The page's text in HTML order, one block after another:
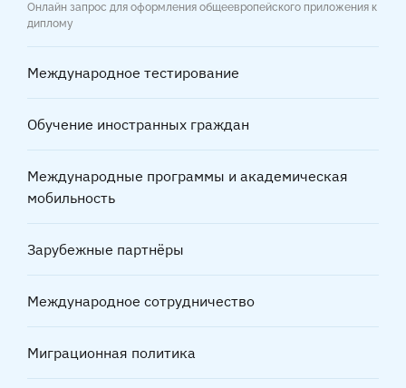
Онлайн запрос для оформления общеевропейского приложения к
диплому
Международное тестирование
Обучение иностранных граждан
Международные программы и академическая
мобильность
Зарубежные партнёры
Международное сотрудничество
Миграционная политика